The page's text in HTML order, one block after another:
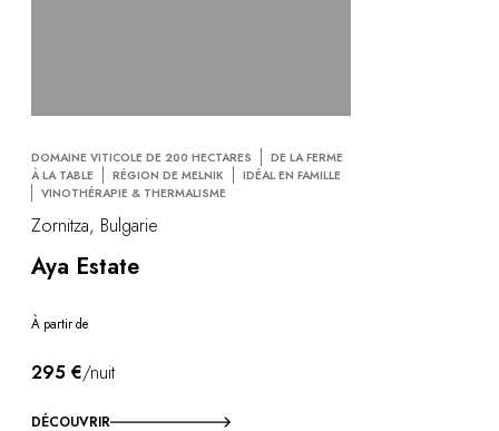
DOMAINE VITICOLE DE 200 HECTARES
DE LA FERME
À LA TABLE
RÉGION DE MELNIK
IDÉAL EN FAMILLE
VINOTHÉRAPIE & THERMALISME
Zornitza, Bulgarie
Aya Estate
À partir de
295 €/nuit
DÉCOUVRIR